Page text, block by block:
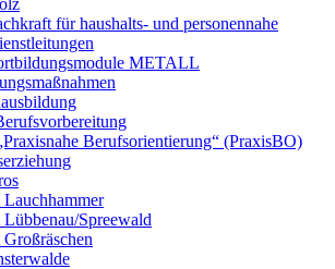
für haushalts- und personennahe
METALL
Berufsorientierung“ (PraxisBO)
Lauchhammer
Lübbenau/Spreewald
Großräschen